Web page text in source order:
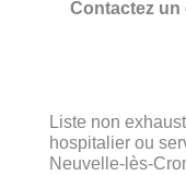
Contactez
Liste non
hospitalier ou
Neuvelle-lès-